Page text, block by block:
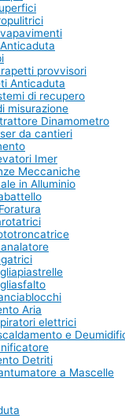
provvisori
Anticaduta
di recupero
misurazione
Dinamometro
da cantieri
Imer
Meccaniche
in Alluminio
Aria
elettrici
e
Detriti
a Mascelle